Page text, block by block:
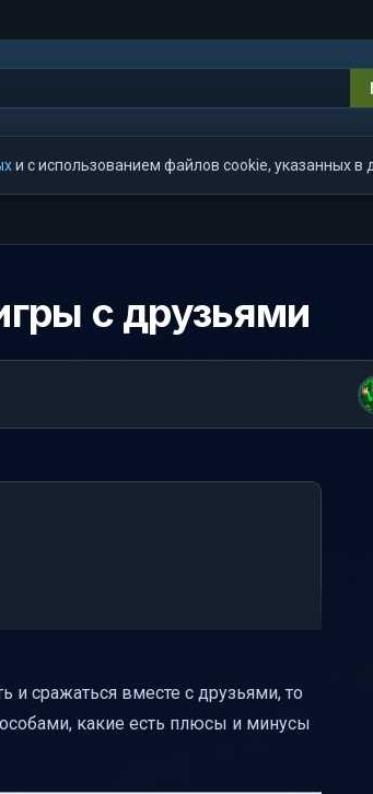
и с использованием файлов cookie, указанных в
с друзьями
и сражаться вместе с друзьями, то
какие есть плюсы и минусы